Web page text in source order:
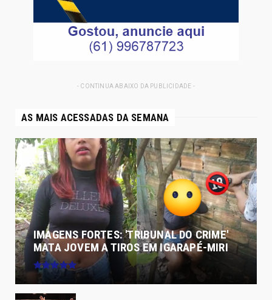
- CONTINUA ABAIXO DA PUBLICIDADE -
AS MAIS ACESSADAS DA SEMANA
IMAGENS FORTES: 'TRIBUNAL DO CRIME'
MATA JOVEM A TIROS EM IGARAPÉ-MIRI